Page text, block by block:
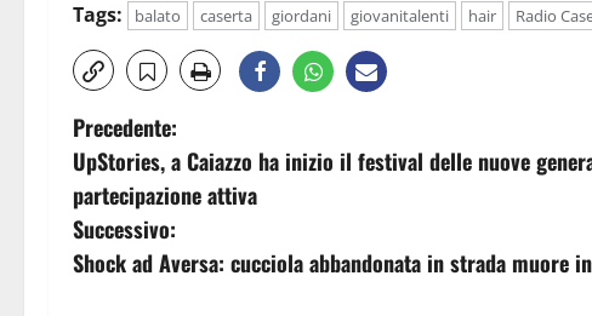
Tags: balato caserta giordani giovanitalenti hair Radio
N
a
v
i
Precedente:
UpStories, a Caiazzo ha inizio il festival delle nuove
partecipazione attiva
Successivo:
Shock ad Aversa: cucciola abbandonata in strada muore